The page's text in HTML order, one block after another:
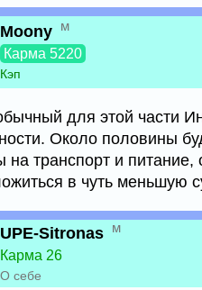
Moony м
Карма 5220
Кэп
для этой части
Около половины
на транспорт и
в чуть меньшую
UPE-Sitronas м
Карма 26
О себе